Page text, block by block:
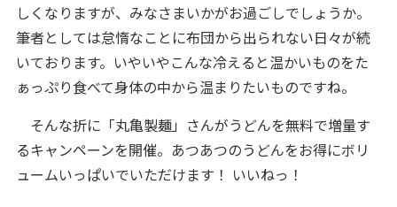
しくなりますが、みなさまいかがお過ごしでしょうか。
筆者としては怠惰なことに布団から出られない日々が続
いております。いやいやこんな冷えると温かいものをた
ぁっぷり食べて身体の中から温まりたいものですね。
そんな折に「丸亀製麺」さんがうどんを無料で増量す
るキャンペーンを開催。あつあつのうどんをお得にボリ
ュームいっぱいでいただけます！ いいねっ！